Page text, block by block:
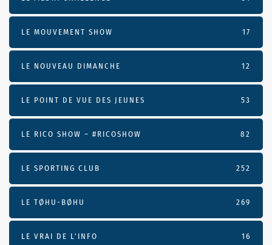
LE MOUVEMENT SHOW 17
LE NOUVEAU DIMANCHE 12
LE POINT DE VUE DES JEUNES 53
LE RICO SHOW – #RICOSHOW 82
LE SPORTING CLUB 252
LE TØHU-BØHU 269
LE VRAI DE L’INFO 16